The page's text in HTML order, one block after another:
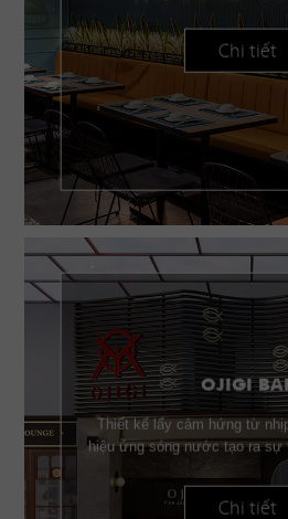
Chi tiết
OJIGI
Thiết kế lấy cảm hứng từ
hiệu ứng sóng nước tạo ra sự
Chi tiết